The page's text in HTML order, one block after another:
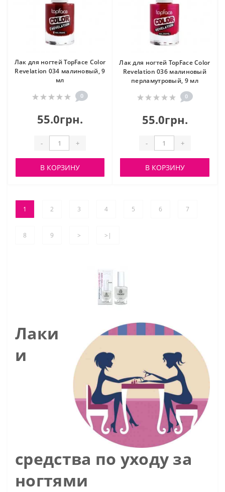
Лак для ногтей TopFace Color
Revelation 034 малиновый, 9
мл
0
55.0грн.
- +
В КОРЗИНУ
Лак для ногтей TopFace Color
Revelation 036 малиновый
перламутровый, 9 мл
0
55.0грн.
- +
В КОРЗИНУ
1 2 3 4 5 6 7
8 9 > >|
Лаки
и
средства по уходу за
ногтями